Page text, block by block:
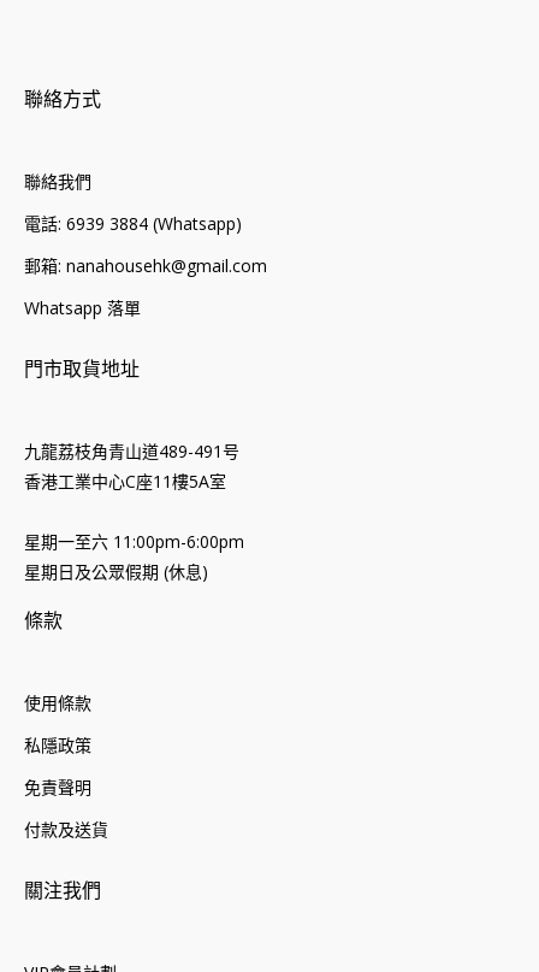
聯絡方式
聯絡我們
電話: 6939 3884 (Whatsapp)
郵箱: nanahousehk@gmail.com
Whatsapp 落單
門市取貨地址
九龍荔枝角青山道489-491号
香港工業中心C座11樓5A室
星期一至六 11:00pm-6:00pm
星期日及公眾假期 (休息)
條款
使用條款
私隱政策
免責聲明
付款及送貨
關注我們